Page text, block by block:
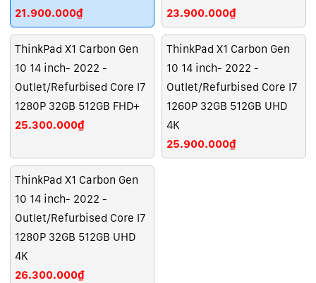
21.900.000₫
23.900.000₫
ThinkPad X1 Carbon Gen
10 14 inch- 2022 -
Outlet/Refurbised Core I7
1280P 32GB 512GB FHD+
25.300.000₫
ThinkPad X1 Carbon Gen
10 14 inch- 2022 -
Outlet/Refurbised Core I7
1260P 32GB 512GB UHD
4K
25.900.000₫
ThinkPad X1 Carbon Gen
10 14 inch- 2022 -
Outlet/Refurbised Core I7
1280P 32GB 512GB UHD
4K
26.300.000₫